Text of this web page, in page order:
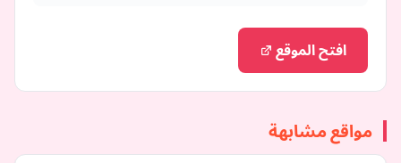
افتح الموقع
مواقع مشابهة